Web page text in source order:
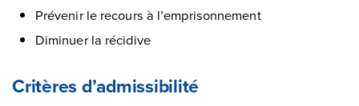
Prévenir le recours à l’emprisonnement
Diminuer la récidive
Critères d’admissibilité